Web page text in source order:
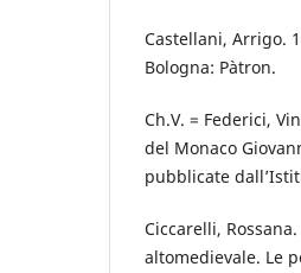
Castellani, Arrigo.
Bologna: Pàtron.
Ch.V. = Federici,
del Monaco
pubblicate
Ciccarelli,
altomedievale. Le